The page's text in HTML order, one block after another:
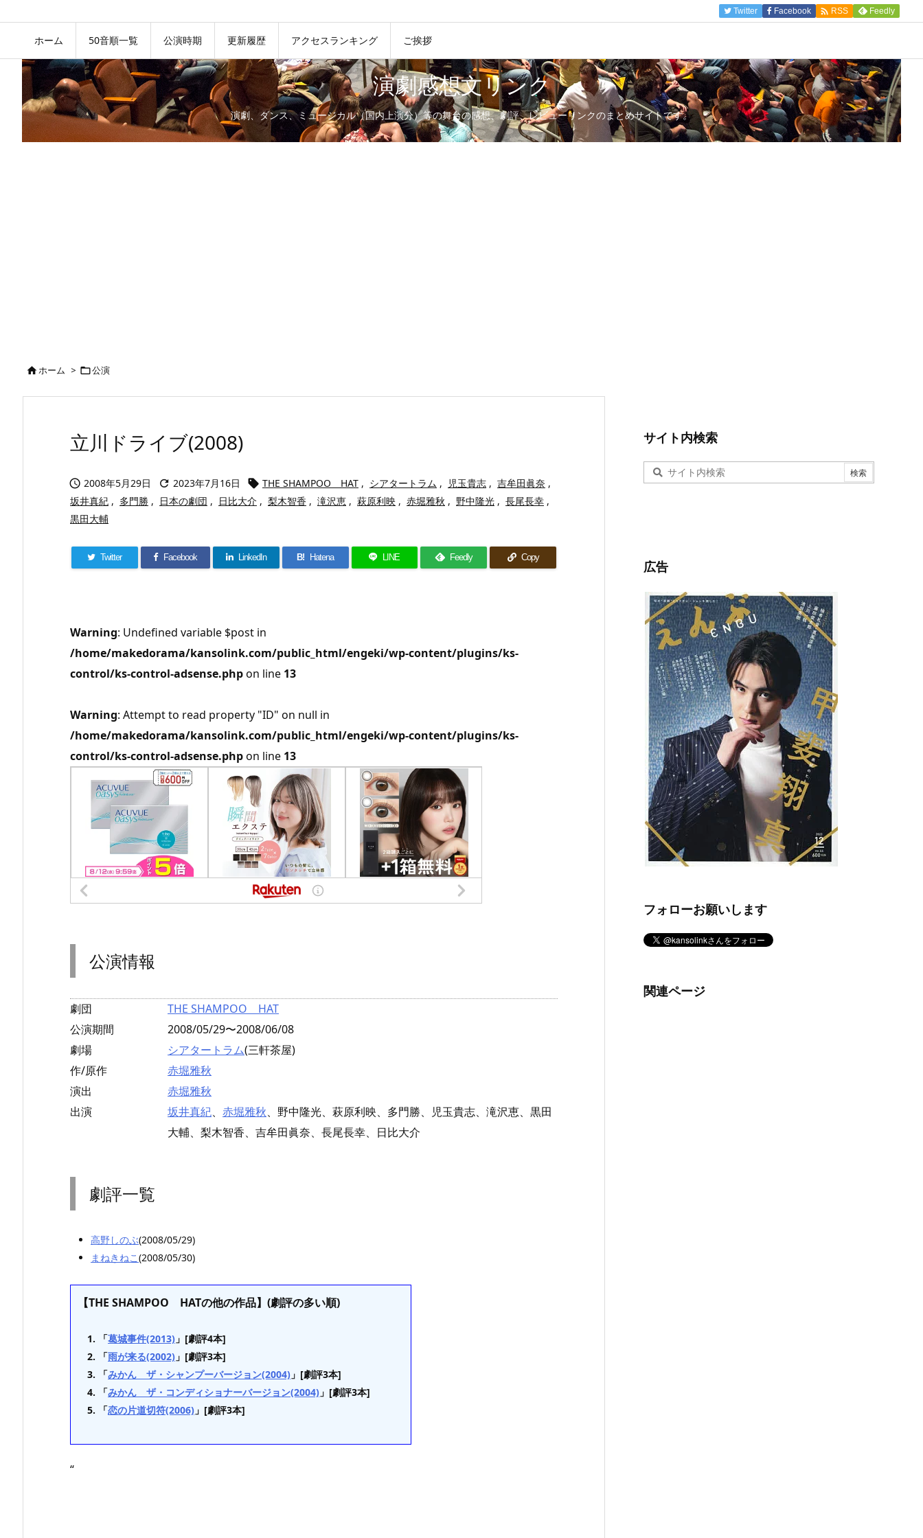
ホーム 50音順一覧 公演時期 更新履歴 アクセスランキング ご挨拶
Twitter Facebook  RSS Feedly
演劇感想文リンク
演劇、ダンス、ミュージカル（国内上演分）等の舞台の感想、劇評、レビューリンクのまとめサイトです。
ホーム > 公演
立川ドライブ(2008)
 2008年5月29日  2023年7月16日  THE SHAMPOO HAT , シアタートラム , 児玉貴志 , 吉牟田眞奈 ,
坂井真紀 , 多門勝 , 日本の劇団 , 日比大介 , 梨木智香 , 滝沢恵 , 萩原利映 , 赤堀雅秋 , 野中隆光 , 長尾長幸 ,
黒田大輔
Twitter Facebook LinkedIn B! Hatena LINE Feedly Copy
Warning: Undefined variable $post in
/home/makedorama/kansolink.com/public_html/engeki/wp-content/plugins/ks-
control/ks-control-adsense.phpon line 13
Warning: Attempt to read property "ID" on null in
/home/makedorama/kansolink.com/public_html/engeki/wp-content/plugins/ks-
control/ks-control-adsense.phpon line 13
公演情報
劇団
THE SHAMPOO HAT
公演期間
2008/05/29〜2008/06/08
劇場
シアタートラム(三軒茶屋)
作/原作
赤堀雅秋
演出
赤堀雅秋
出演
坂井真紀、 赤堀雅秋、野中隆光、萩原利映、多門勝、児玉貴志、滝沢恵、黒田
大輔、梨木智香、吉牟田眞奈、長尾長幸、日比大介
劇評一覧
高野しのぶ(2008/05/29)
まねきねこ(2008/05/30)
【THE SHAMPOO HATの他の作品】(劇評の多い順)
「葛城事件(2013) 」[劇評4本]
「雨が来る(2002) 」[劇評3本]
「みかん ザ・シャンプーバージョン(2004) 」[劇評3本]
「みかん ザ・コンディショナーバージョン(2004) 」[劇評3本]
「恋の片道切符(2006) 」[劇評3本]
“
サイト内検索
広告
フォローお願いします
関連ページ